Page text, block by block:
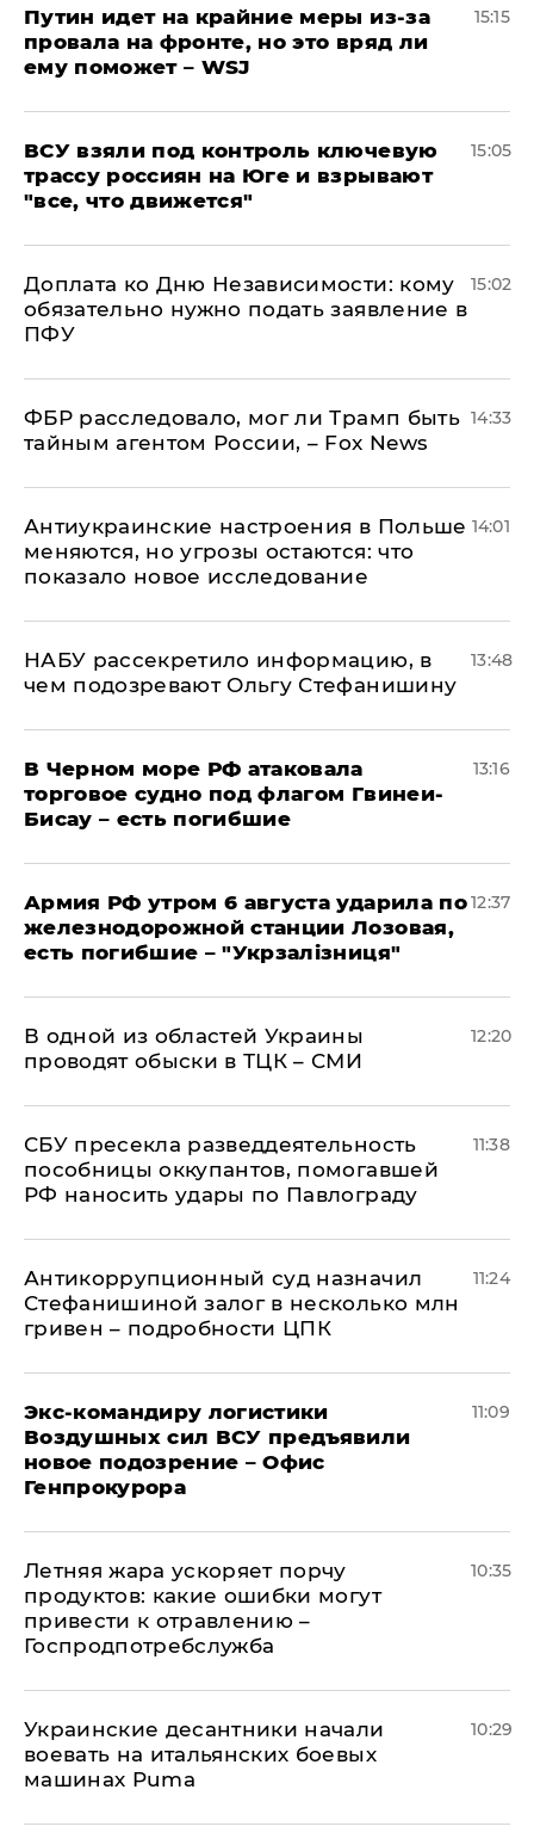
Путин идет на крайние меры из-за
провала на фронте, но это вряд ли
ему поможет – WSJ
15:15
ВСУ взяли под контроль ключевую
трассу россиян на Юге и взрывают
"все, что движется"
15:05
Доплата ко Дню Независимости: кому
обязательно нужно подать заявление в
ПФУ
15:02
ФБР расследовало, мог ли Трамп быть
тайным агентом России, – Fox News
14:33
Антиукраинские настроения в Польше
меняются, но угрозы остаются: что
показало новое исследование
14:01
НАБУ рассекретило информацию, в
чем подозревают Ольгу Стефанишину
13:48
В Черном море РФ атаковала
торговое судно под флагом Гвинеи-
Бисау – есть погибшие
13:16
Армия РФ утром 6 августа ударила по
железнодорожной станции Лозовая,
есть погибшие – "Укрзалізниця"
12:37
В одной из областей Украины
проводят обыски в ТЦК – СМИ
12:20
СБУ пресекла разведдеятельность
пособницы оккупантов, помогавшей
РФ наносить удары по Павлограду
11:38
Антикоррупционный суд назначил
Стефанишиной залог в несколько млн
гривен – подробности ЦПК
11:24
Экс-командиру логистики
Воздушных сил ВСУ предъявили
новое подозрение – Офис
Генпрокурора
11:09
Летняя жара ускоряет порчу
продуктов: какие ошибки могут
привести к отравлению –
Госпродпотребслужба
10:35
Украинские десантники начали
воевать на итальянских боевых
машинах Puma
10:29